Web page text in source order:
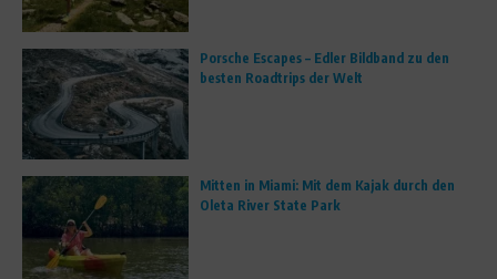
Porsche Escapes – Edler Bildband zu den
besten Roadtrips der Welt
Mitten in Miami: Mit dem Kajak durch den
Oleta River State Park